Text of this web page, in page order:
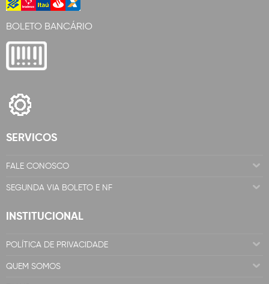
BOLETO BANCÁRIO
SERVICOS
FALE CONOSCO
SEGUNDA VIA BOLETO E NF
INSTITUCIONAL
POLÍTICA DE PRIVACIDADE
QUEM SOMOS